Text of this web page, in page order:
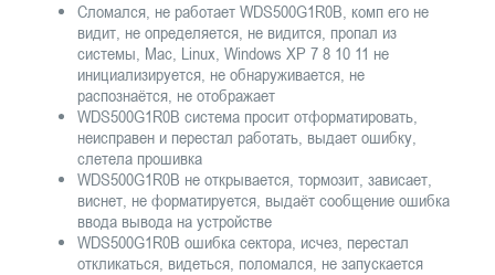
Сломался, не работает WDS500G1R0B, комп его не
видит, не определяется, не видится, пропал из
системы, Mac, Linux, Windows XP 7 8 10 11 не
инициализируется, не обнаруживается, не
распознаётся, не отображает
WDS500G1R0B система просит отформатировать,
неисправен и перестал работать, выдает ошибку,
слетела прошивка
WDS500G1R0B не открывается, тормозит, зависает,
виснет, не форматируется, выдаёт сообщение ошибка
ввода вывода на устройстве
WDS500G1R0B ошибка сектора, исчез, перестал
откликаться, видеться, поломался, не запускается